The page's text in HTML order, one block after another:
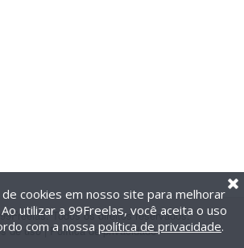
Todos os direitos reservados.
de uso| Política de privacidade
cookies em nosso site para melhorar
utilizar a 99Freelas, você aceita o uso
com a nossa política de privacidade.